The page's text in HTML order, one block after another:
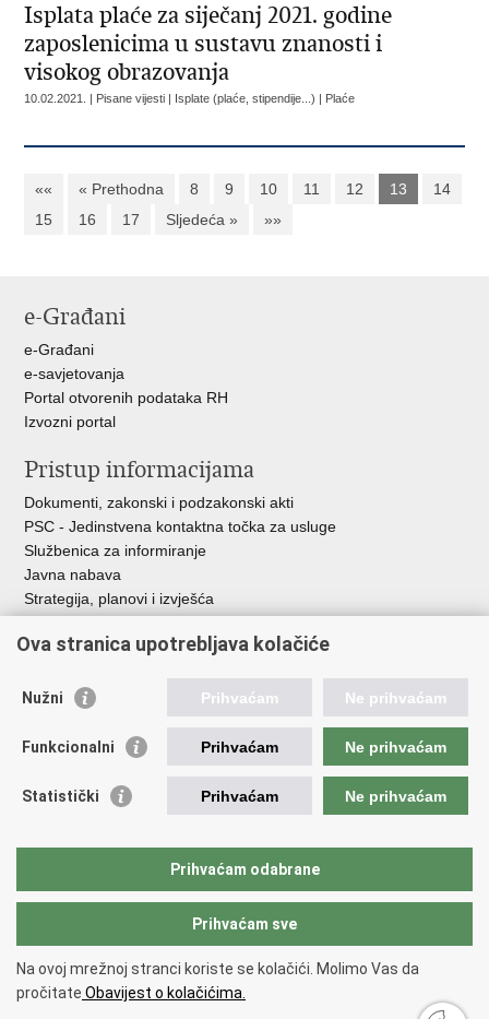
Isplata plaće za siječanj 2021. godine
zaposlenicima u sustavu znanosti i
visokog obrazovanja
10.02.2021. | Pisane vijesti | Isplate (plaće, stipendije...) | Plaće
«« « Prethodna 8 9 10 11 12 13
14
15
16 17 Sljedeća » »»
e-Građani
e-Građani
e-savjetovanja
Portal otvorenih podataka RH
Izvozni portal
Pristup informacijama
Dokumenti, zakonski i podzakonski akti
PSC - Jedinstvena kontaktna točka za usluge
Službenica za informiranje
Javna nabava
Strategija, planovi i izvješća
Korisne poveznice
Vlada RH
ASOO
CARNET
Copyright © 2026 Ministarstvo znanosti, obrazovanja i mladih.
korištenjaIzjava o pristupačnosti
Ova stranica upotrebljava kolačiće
Nužni Prihvaćam Ne prihvaćam
Funkcionalni Prihvaćam Ne prihvaćam
Statistički Prihvaćam Ne prihvaćam
Prihvaćam odabrane
Prihvaćam sve
Na ovoj mrežnoj stranci koriste se kolačići. Molimo Vas da
pročitate Obavijest o kolačićima.